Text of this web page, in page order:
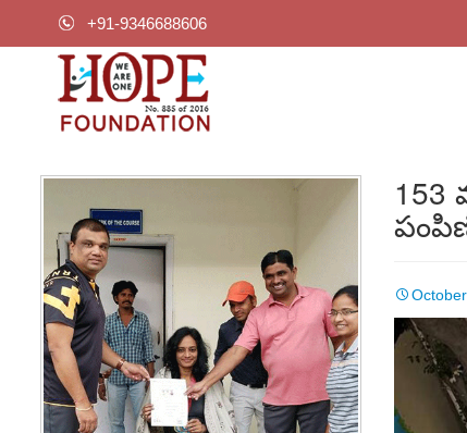
+91-9346688606
153